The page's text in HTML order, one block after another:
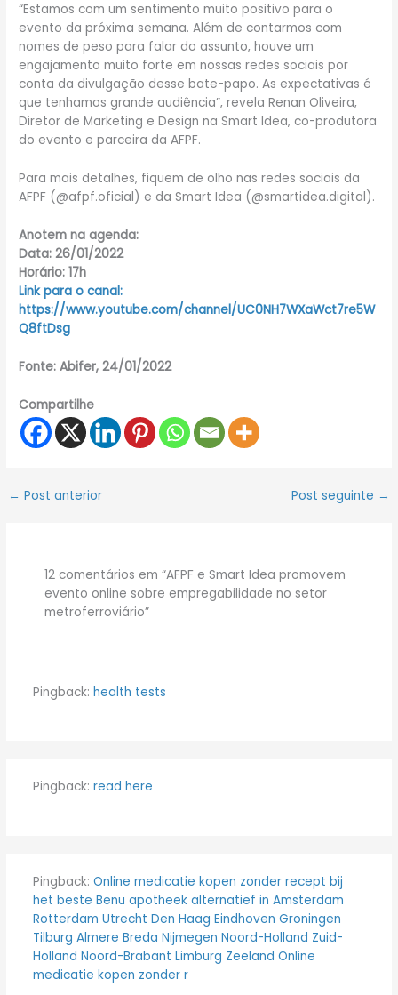
“Estamos com um sentimento muito positivo para o
evento da próxima semana. Além de contarmos com
nomes de peso para falar do assunto, houve um
engajamento muito forte em nossas redes sociais por
conta da divulgação desse bate-papo. As expectativas é
que tenhamos grande audiência”, revela Renan Oliveira,
Diretor de Marketing e Design na Smart Idea, co-produtora
do evento e parceira da AFPF.
Para mais detalhes, fiquem de olho nas redes sociais da
AFPF (@afpf.oficial) e da Smart Idea (@smartidea.digital).
Anotem na agenda:
Data: 26/01/2022
Horário: 17h
Link para o canal:
https://www.youtube.com/channel/UC0NH7WXaWct7re5W
Q8ftDsg
Fonte: Abifer, 24/01/2022
Compartilhe
← Post anterior Post seguinte →
12 comentários em “AFPF e Smart Idea promovem
evento online sobre empregabilidade no setor
metroferroviário”
Pingback: health tests
Pingback: read here
Pingback: Online medicatie kopen zonder recept bij
het beste Benu apotheek alternatief in Amsterdam
Rotterdam Utrecht Den Haag Eindhoven Groningen
Tilburg Almere Breda Nijmegen Noord-Holland Zuid-
Holland Noord-Brabant Limburg Zeeland Online
medicatie kopen zonder r